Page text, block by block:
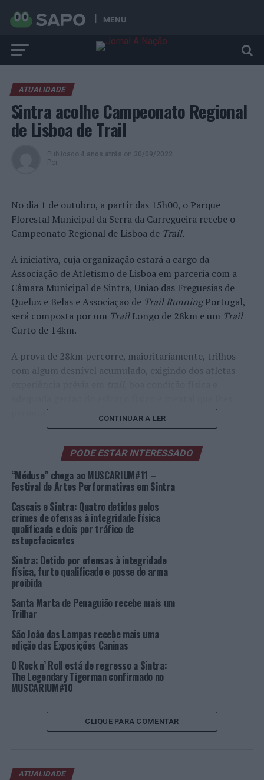
MENU
ATUALIDADE
Sintra acolhe Campeonato Regional
de Lisboa de Trail
Publicado 4 anos atrás on 30/09/2022
Por
No dia 1 de outubro, a partir das 15h00, o Parque
Florestal Municipal da Serra da Carregueira recebe o
Campeonato Regional de Lisboa de Trail.
A iniciativa, cuja organização estará a cargo da
Associação de Atletismo de Lisboa em parceria com a
Câmara Municipal de Sintra, União das Freguesias de
Queluz e Belas e Associação de Trail RunningPortugal,
será composta por um TrailLongo de 28km e um Trail
Curto de 14km.
A prova de 28km percorre, maioritariamente, trilhos
com algum desnível acumulado, exigindo dos atletas
permita concluir este desafio.
a iniciar na disciplina ou possuem um nível de
que pretendem efetuar uma prova mais curta e rápida.
adequada.
Foto: DR.
TÓPICOS RELACIONADOS: DESTAQUE SINTRA
TRAIL RUNNING
PRÓXIMO
Câmara de Sintra investe na comparticipação de obras
de reabilitação urbana
NÃO PERCA
Pedro Arezes reconduzido na presidência da Escola de
Engenharia da Universidade do Minho
CONTINUAR A LER
PODE ESTAR INTERESSADO
“Méduse” chega ao MUSCARIUM#11 –
Festival de Artes Performativas em Sintra
Cascais e Sintra: Quatro detidos pelos
crimes de ofensas à integridade física
qualificada e dois por tráfico de
estupefacientes
Sintra: Detido por ofensas à integridade
física, furto qualificado e posse de arma
proibida
Santa Marta de Penaguião recebe mais um
Trilhar
São João das Lampas recebe mais uma
edição das Exposições Caninas
O Rock n’ Roll está de regresso a Sintra:
The Legendary Tigerman confirmado no
MUSCARIUM#10
CLIQUE PARA COMENTAR
ATUALIDADE